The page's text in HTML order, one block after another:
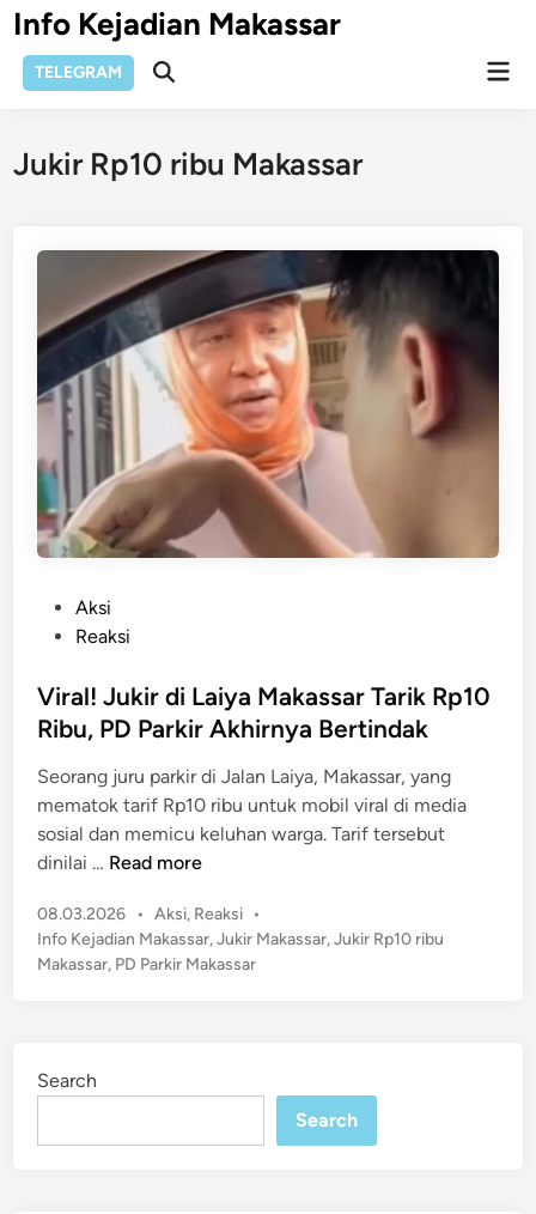
Skip
to
content
Info Kejadian Makassar
TELEGRAM
Open
Jukir Rp10 ribu Makassar
t
e
i
n
Aksi
Reaksi
Viral! Jukir di Laiya Makassar Tarik Rp10
Ribu, PD Parkir Akhirnya Bertindak
Seorang juru parkir di Jalan Laiya, Makassar, yang
mematok tarif Rp10 ribu untuk mobil viral di media
sosial dan memicu keluhan warga. Tarif tersebut
dinilai … V
r
a
l
k
r
Read more
08.03.2026 • P
o
s
Aksi, Reaksi •
Info Kejadian Makassar,Jukir Makassar,Jukir Rp10 ribu
Makassar, PD Parkir Makassar
Search
Search